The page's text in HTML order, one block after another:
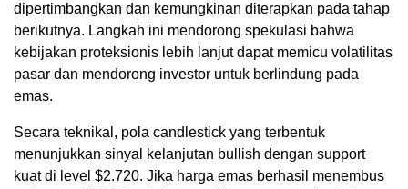
dipertimbangkan dan kemungkinan diterapkan pada tahap
berikutnya. Langkah ini mendorong spekulasi bahwa
kebijakan proteksionis lebih lanjut dapat memicu volatilitas
pasar dan mendorong investor untuk berlindung pada
emas.
Secara teknikal, pola candlestick yang terbentuk
menunjukkan sinyal kelanjutan bullish dengan support
kuat di level $2.720. Jika harga emas berhasil menembus